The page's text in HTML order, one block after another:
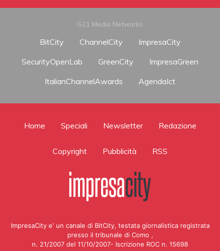
G11 Media Networks
BitCity ChannelCity
ImpresaCity
SecurityOpenLab
GreenCity
ImpresaGreen
ItalianChannelAwards
AgendaIct
Home Speciali Newsletter Redazione
Copyright Pubblicità RSS
ImpresaCity e' un canale di BitCity, testata giornalistica registrata
presso il tribunale di Como ,
n. 21/2007 del 11/10/2007- Iscrizione ROC n. 15698